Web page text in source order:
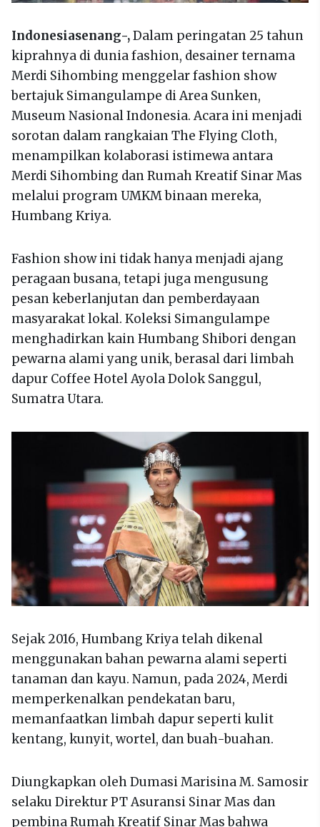
Indonesiasenang-,Dalam peringatan 25 tahun
kiprahnya di dunia fashion, desainer ternama
Merdi Sihombing menggelar fashion show
bertajuk Simangulampe di Area Sunken,
Museum Nasional Indonesia. Acara ini menjadi
sorotan dalam rangkaian The Flying Cloth,
menampilkan kolaborasi istimewa antara
Merdi Sihombing dan Rumah Kreatif Sinar Mas
melalui program UMKM binaan mereka,
Humbang Kriya.
Fashion show ini tidak hanya menjadi ajang
peragaan busana, tetapi juga mengusung
pesan keberlanjutan dan pemberdayaan
masyarakat lokal. Koleksi Simangulampe
menghadirkan kain Humbang Shibori dengan
pewarna alami yang unik, berasal dari limbah
dapur Coffee Hotel Ayola Dolok Sanggul,
Sumatra Utara.
Sejak 2016, Humbang Kriya telah dikenal
menggunakan bahan pewarna alami seperti
tanaman dan kayu. Namun, pada 2024, Merdi
memperkenalkan pendekatan baru,
memanfaatkan limbah dapur seperti kulit
kentang, kunyit, wortel, dan buah-buahan.
Diungkapkan oleh Dumasi Marisina M. Samosir
selaku Direktur PT Asuransi Sinar Mas dan
pembina Rumah Kreatif Sinar Mas bahwa